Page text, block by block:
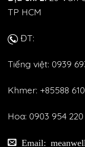
TP HCM
ĐT:
Tiếng việt: 0939
Khmer: +85588
Hoa: 0903 954 220
Email: